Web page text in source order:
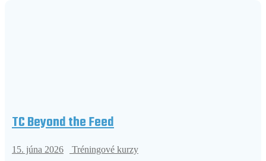
TC Beyond the Feed
15. júna 2026
Tréningové kurzy